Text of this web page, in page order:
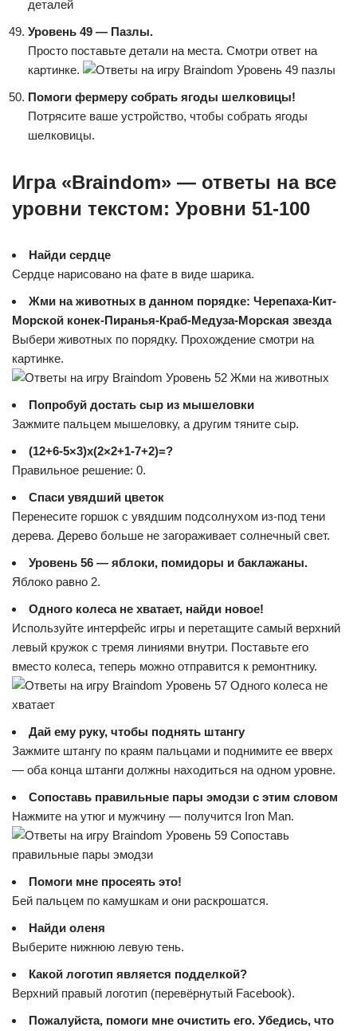
Уровень 49 — Пазлы.
Просто поставьте детали на места. Смотри ответ на
картинке.
Помоги фермеру собрать ягоды шелковицы!
Потрясите ваше устройство, чтобы собрать ягоды
шелковицы.
Игра «Braindom» — ответы на все
уровни текстом: Уровни 51-100
Найди сердце
Сердце нарисовано на фате в виде шарика.
Жми на животных в данном порядке: Черепаха-Кит-
Морской конек-Пиранья-Краб-Медуза-Морская звезда
Выбери животных по порядку. Прохождение смотри на
картинке.
Попробуй достать сыр из мышеловки
Зажмите пальцем мышеловку, а другим тяните сыр.
(12+6-5×3)x(2×2+1-7+2)=?
Правильное решение: 0.
Спаси увядший цветок
Перенесите горшок с увядшим подсолнухом из-под тени
дерева. Дерево больше не загораживает солнечный свет.
Уровень 56 — яблоки, помидоры и баклажаны.
Яблоко равно 2.
Одного колеса не хватает, найди новое!
Используйте интерфейс игры и перетащите самый верхний
левый кружок с тремя линиями внутри. Поставьте его
вместо колеса, теперь можно отправится к ремонтнику.
Дай ему руку, чтобы поднять штангу
Зажмите штангу по краям пальцами и поднимите ее вверх
— оба конца штанги должны находиться на одном уровне.
Сопоставь правильные пары эмодзи с этим словом
Нажмите на утюг и мужчину — получится Iron Man.
Помоги мне просеять это!
Бей пальцем по камушкам и они раскрошатся.
Найди оленя
Выберите нижнюю левую тень.
Какой логотип является подделкой?
Верхний правый логотип (перевёрнутый Facebook).
Пожалуйста, помоги мне очистить его. Убедись, что